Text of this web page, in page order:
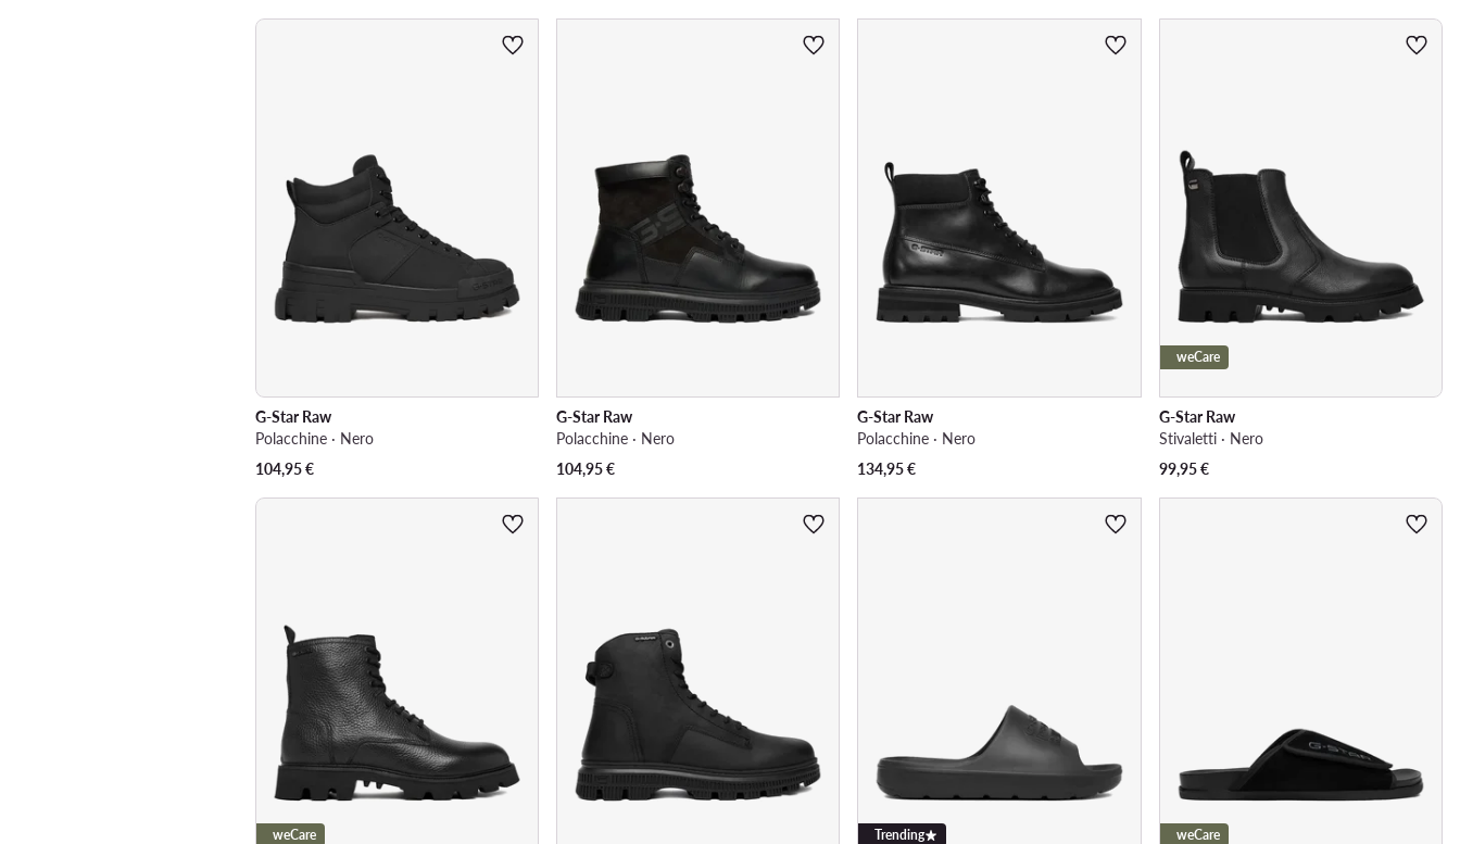
G-Star Raw
Polacchine · Nero
104,95€
G-Star Raw
Polacchine · Nero
104,95€
G-Star Raw
Polacchine · Nero
134,95€
weCare
G-Star Raw
Stivaletti · Nero
99,95€
weCare Trending weCare